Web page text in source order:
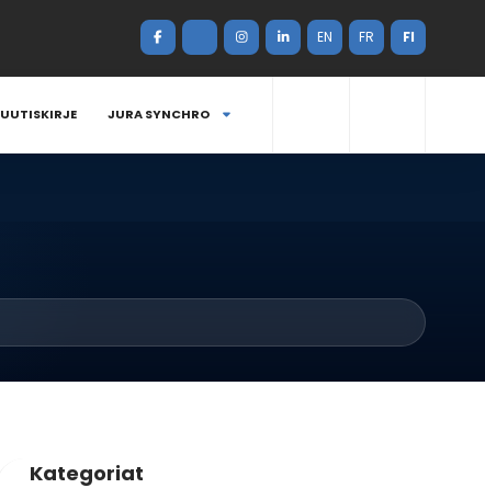
EN FR FI
UUTISKIRJE JURA SYNCHRO
Kategoriat